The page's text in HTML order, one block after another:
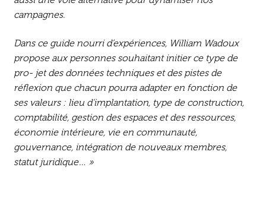
campagnes.
Dans ce guide nourri d’expériences, William Wadoux
propose aux personnes souhaitant initier ce type de
pro- jet des données techniques et des pistes de
réflexion que chacun pourra adapter en fonction de
ses valeurs : lieu d’implantation, type de construction,
comptabilité, gestion des espaces et des ressources,
économie intérieure, vie en communauté,
gouvernance, intégration de nouveaux membres,
statut juridique… »